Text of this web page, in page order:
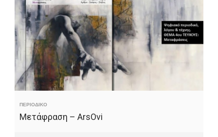
ΠΕΡΙΟΔΙΚΟ
Μετάφραση – ArsOvi